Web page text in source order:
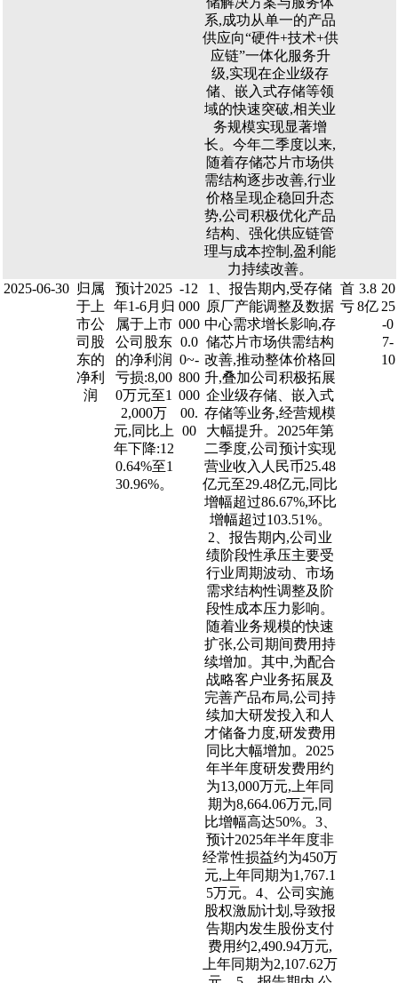
系,成功从单一的产品
供应向“硬件+技术+供
应链”一体化服务升
级,实现在企业级存
储、嵌入式存储等领
域的快速突破,相关业
务规模实现显著增
长。今年二季度以来,
随着存储芯片市场供
需结构逐步改善,行业
价格呈现企稳回升态
势,公司积极优化产品
结构、强化供应链管
理与成本控制,盈利能
力持续改善。
2025-06-30 归属
于上
市公
司股
东的
净利
润
预计2025
年1-6月归
属于上市
公司股东
的净利润
亏损:8,00
0万元至1
2,000万
元,同比上
年下降:12
0.64%至1
30.96%。
-12
000
000
0.0
0~-
800
000
00.
00
1、报告期内,受存储
原厂产能调整及数据
中心需求增长影响,存
储芯片市场供需结构
改善,推动整体价格回
升,叠加公司积极拓展
企业级存储、嵌入式
存储等业务,经营规模
大幅提升。2025年第
二季度,公司预计实现
营业收入人民币25.48
亿元至29.48亿元,同比
增幅超过86.67%,环比
增幅超过103.51%。
2、报告期内,公司业
绩阶段性承压主要受
行业周期波动、市场
需求结构性调整及阶
段性成本压力影响。
随着业务规模的快速
扩张,公司期间费用持
续增加。其中,为配合
战略客户业务拓展及
完善产品布局,公司持
续加大研发投入和人
才储备力度,研发费用
同比大幅增加。2025
年半年度研发费用约
为13,000万元,上年同
期为8,664.06万元,同
比增幅高达50%。3、
预计2025年半年度非
经常性损益约为450万
元,上年同期为1,767.1
5万元。4、公司实施
股权激励计划,导致报
告期内发生股份支付
费用约2,490.94万元,
上年同期为2,107.62万
首
亏
3.8
8亿
20
25
-0
7-
10